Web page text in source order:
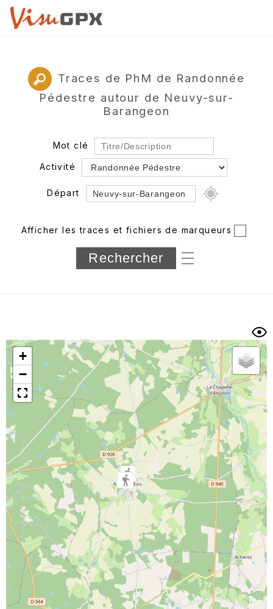
Traces de PhM de Randonnée
Pédestre autour de Neuvy-sur-
Barangeon
Mot clé
Activité
Départ
Département
Longueur min/max
Trier par
Horodatage Photos
Afficher les traces et fichiers de marqueurs
+
−